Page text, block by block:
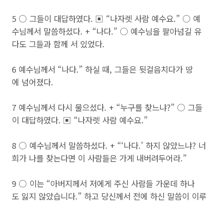
5 ○ 그들이 대답하였다. ▣ “나자렛 사람 예수요.” ○ 예
수님께서 말씀하셨다. + “나다.” ○ 예수님을 팔아넘길 유
다도 그들과 함께 서 있었다.
6 예수님께서 “나다.” 하실 때, 그들은 뒷걸음치다가 땅
에 넘어졌다.
7 예수님께서 다시 물으셨다. + “누구를 찾느냐?” ○ 그들
이 대답하였다. ▣ “나자렛 사람 예수요.”
8 ○ 예수님께서 말씀하셨다. + “‘나다.’ 하지 않았느냐? 너
희가 나를 찾는다면 이 사람들은 가게 내버려두어라.”
9 ○ 이는 “아버지께서 저에게 주신 사람들 가운데 하나
도 잃지 않았습니다.” 하고 당신께서 전에 하신 말씀이 이루